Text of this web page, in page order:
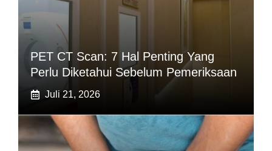
PET CT Scan: 7 Hal Penting Yang
Perlu Diketahui Sebelum Pemeriksaan
Juli 21, 2026